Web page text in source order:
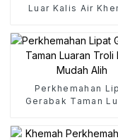
Luar Kalis Air
Perkhemahan
Gerabak Taman